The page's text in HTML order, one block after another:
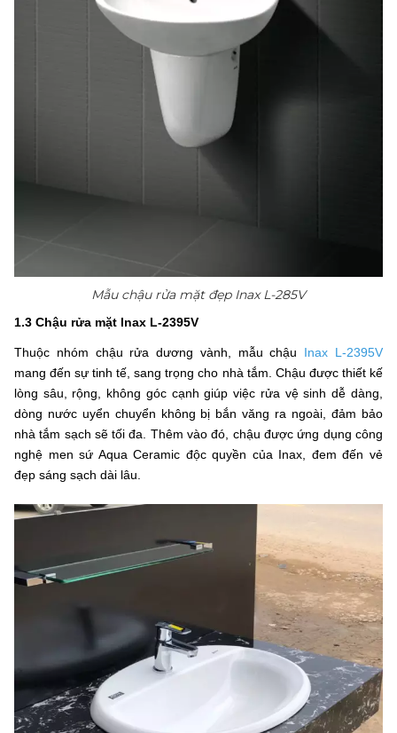
Mẫu chậu rửa mặt đẹp Inax L-285V
1.3 Chậu rửa mặt Inax L-2395V
Thuộc nhóm chậu rửa dương vành, mẫu chậu Inax L-2395V
mang đến sự tinh tế, sang trọng cho nhà tắm. Chậu được thiết kế
lòng sâu, rộng, không góc cạnh giúp việc rửa vệ sinh dễ dàng,
dòng nước uyển chuyển không bị bắn văng ra ngoài, đảm bảo
nhà tắm sạch sẽ tối đa. Thêm vào đó, chậu được ứng dụng công
nghệ men sứ Aqua Ceramic độc quyền của Inax, đem đến vẻ
đẹp sáng sạch dài lâu.